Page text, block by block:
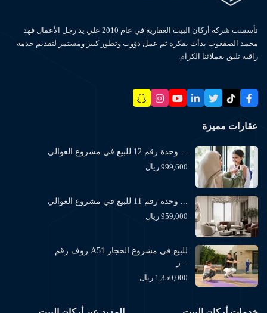
تأسست شركة أركان البيت العقارية في عام 2010 علي يد رجل الأعمال فهد
محمد الصقعوب بدأت بفكرة ثم عمل دؤوب وتطور كبير ومستمر لتقديم خدمة
راقيه تليق بعملائنا الكرام.
عقارات مميزة
999,600 ريال
959,000 ريال
روف رقم A51 للبيع في مشروع الحجاز
1,350,000 ريال